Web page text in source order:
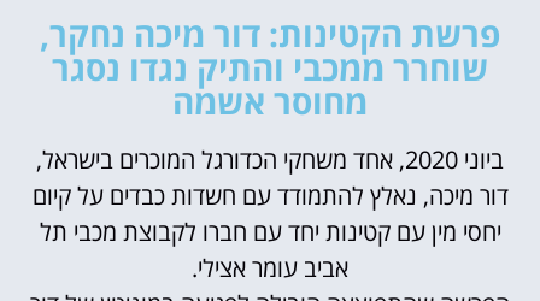
פרשת הקטינות: דור מיכה נחקר,
שוחרר ממכבי והתיק נגדו נסגר
מחוסר אשמה
ביוני 2020, אחד משחקי הכדורגל המוכרים בישראל,
דור מיכה, נאלץ להתמודד עם חשדות כבדים על קיום
יחסי מין עם קטינות יחד עם חברו לקבוצת מכבי תל
אביב עומר אצילי.